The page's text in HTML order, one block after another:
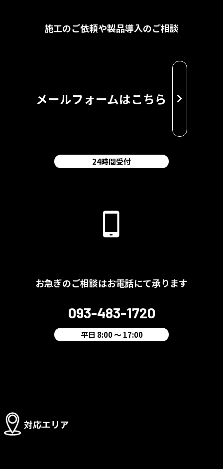
施工のご依頼や製品導入のご相談
メールフォームはこちら
24時間受付
お急ぎのご相談はお電話にて承ります
093-483-1720
平日 8:00 ～ 17:00
対応エリア